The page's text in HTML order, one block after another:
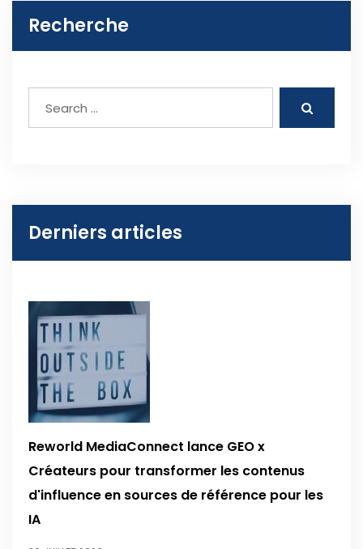
Recherche
Derniers articles
Reworld MediaConnect lance GEO x
Créateurs pour transformer les contenus
d'influence en sources de référence pour les
IA